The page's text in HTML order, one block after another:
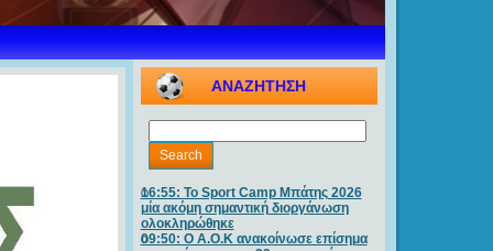
ΑΝΑΖΗΤΗΣΗ
16:55: Το Sport Camp Μπάτης 2026
μία ακόμη σημαντική διοργάνωση
ολοκληρώθηκε
09:50: O A.O.K ανακοίνωσε επίσημα